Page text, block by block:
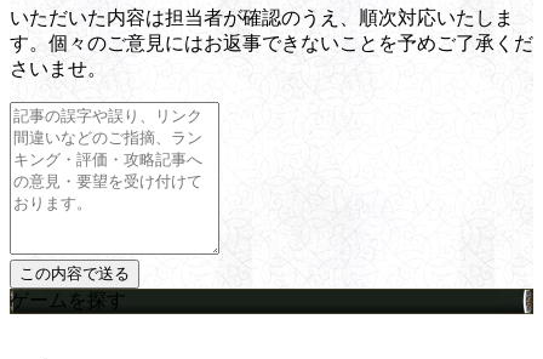
いただいた内容は担当者が確認のうえ、順次対応いたしま
す。個々のご意見にはお返事できないことを予めご了承くだ
さいませ。
ゲームを探す